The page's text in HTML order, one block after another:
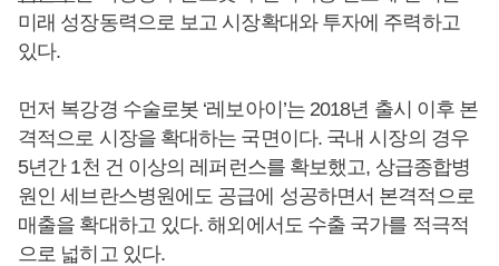
미래 성장동력으로 보고 시장확대와 투자에 주력하고
있다.
먼저 복강경 수술로봇 ‘레보아이’는 2018년 출시 이후 본
격적으로 시장을 확대하는 국면이다. 국내 시장의 경우
5년간 1천 건 이상의 레퍼런스를 확보했고, 상급종합병
원인 세브란스병원에도 공급에 성공하면서 본격적으로
매출을 확대하고 있다. 해외에서도 수출 국가를 적극적
으로 넓히고 있다.